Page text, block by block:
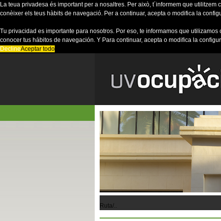
La teua privadesa és important per a nosaltres. Per això, t´informem que
conèixer els teus hàbits de navegació. Per a continuar, acepta o modifica la
Tu privacidad es importante para nosotros. Por eso, te informamos que
conocer tus hábitos de navegación. Y Para continuar, acepta o modifica la
DeclineAceptar todo
Ruta/..